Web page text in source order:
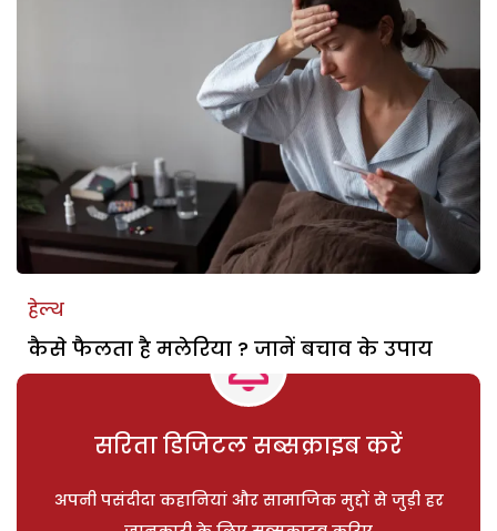
हेल्थ
कैसे फैलता है मलेरिया ? जानें बचाव के उपाय
सरिता डिजिटल सब्सक्राइब करें
अपनी पसंदीदा कहानियां और सामाजिक मुद्दों से जुड़ी हर